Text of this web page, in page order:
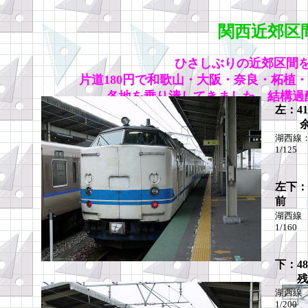
関西近郊区
ひさしぶりの近郊区間
片道180円で和歌山・大阪・奈良・柘植
各地を乗り潰してきました。結構
左：
余剰
湖西線
1/125
Ｆ
左下
前
湖西線
1/160
Ｆ
下：
残り
湖西
1/200